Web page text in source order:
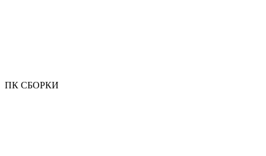
ПК СБОРКИ